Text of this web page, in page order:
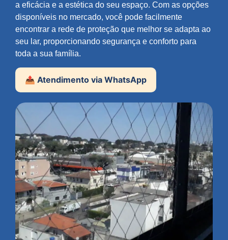
a eficácia e a estética do seu espaço. Com as opções
disponíveis no mercado, você pode facilmente
encontrar a rede de proteção que melhor se adapta ao
seu lar, proporcionando segurança e conforto para
toda a sua família.
📤 Atendimento via WhatsApp